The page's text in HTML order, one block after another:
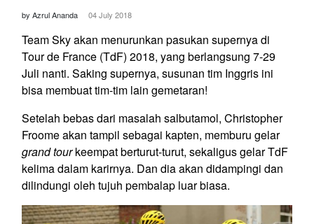
by Azrul Ananda 04 July 2018
Team Sky akan menurunkan pasukan supernya di
Tour de France (TdF) 2018, yang berlangsung 7-29
Juli nanti. Saking supernya, susunan tim Inggris ini
bisa membuat tim-tim lain gemetaran!
Setelah bebas dari masalah salbutamol, Christopher
Froome akan tampil sebagai kapten, memburu gelar
grand tourkeempat berturut-turut, sekaligus gelar TdF
kelima dalam karirnya. Dan dia akan didampingi dan
dilindungi oleh tujuh pembalap luar biasa.